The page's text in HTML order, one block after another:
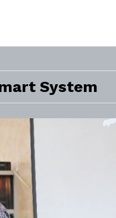
System